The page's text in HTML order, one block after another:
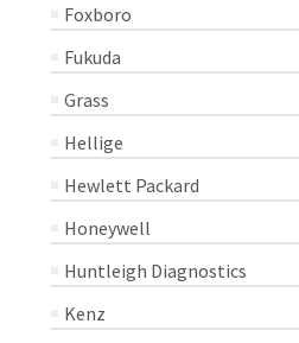
Foxboro
Fukuda
Grass
Hellige
Hewlett Packard
Honeywell
Huntleigh Diagnostics
Kenz